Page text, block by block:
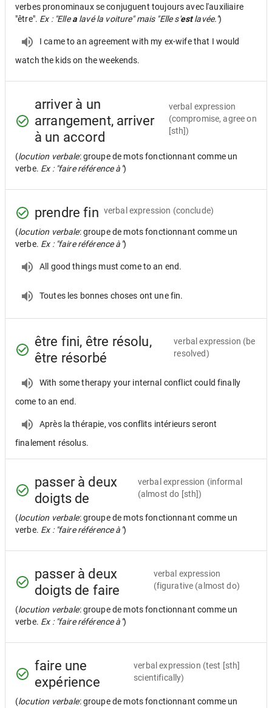
verbes pronominaux se conjuguent toujours avec l'auxiliaire
"être". Ex : "Ellea lavé la voiture" mais "Elle s'estlavée.")
I came to an agreement with my ex-wife that I would
watch the kids on the weekends.
arriver à un
arrangement, arriver
à un accord
verbal expression
(compromise, agree on
[sth])
(locution verbale: groupe de mots fonctionnant comme un
verbe. Ex : "faire référence à")
prendre fin verbal expression (conclude)
(locution verbale: groupe de mots fonctionnant comme un
verbe. Ex : "faire référence à")
All good things must come to an end.
Toutes les bonnes choses ont une fin.
être fini, être résolu,
être résorbé
verbal expression (be
resolved)
With some therapy your internal conflict could finally
come to an end.
Après la thérapie, vos conflits intérieurs seront
finalement résolus.
passer à deux
doigts de
verbal expression (informal
(almost do [sth])
(locution verbale: groupe de mots fonctionnant comme un
verbe. Ex : "faire référence à")
passer à deux
doigts de faire
verbal expression
(figurative (almost do)
(locution verbale: groupe de mots fonctionnant comme un
verbe. Ex : "faire référence à")
faire une
expérience
verbal expression (test [sth]
scientifically)
(locution verbale: groupe de mots fonctionnant comme un